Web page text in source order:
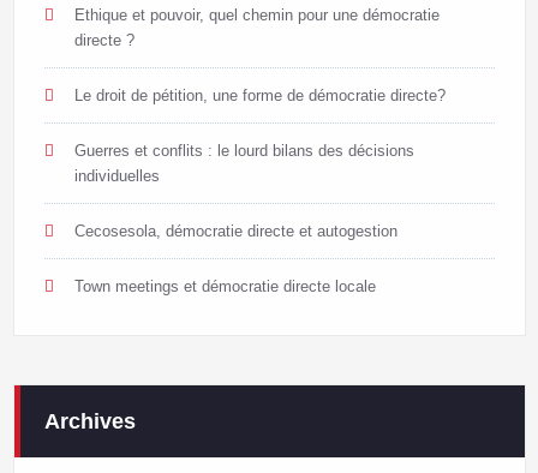
Ethique et pouvoir, quel chemin pour une démocratie
directe ?
Le droit de pétition, une forme de démocratie directe?
Guerres et conflits : le lourd bilans des décisions
individuelles
Cecosesola, démocratie directe et autogestion
Town meetings et démocratie directe locale
Archives